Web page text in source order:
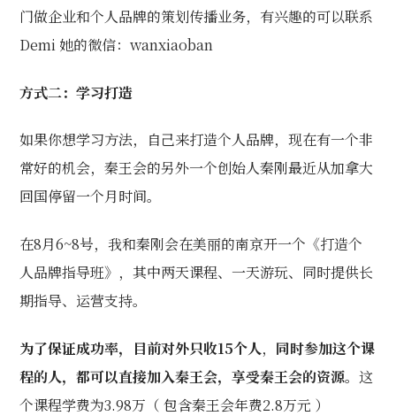
门做企业和个人品牌的策划传播业务，有兴趣的可以联系
Demi 她的微信：wanxiaoban
方式二：学习打造
如果你想学习方法，自己来打造个人品牌，现在有一个非
常好的机会，秦王会的另外一个创始人秦刚最近从加拿大
回国停留一个月时间。
在8月6~8号，我和秦刚会在美丽的南京开一个《打造个
人品牌指导班》，其中两天课程、一天游玩、同时提供长
期指导、运营支持。
为了保证成功率，目前对外只收15个人， 同时参加这个课
程的人，都可以直接加入秦王会，享受秦王会的资源。这
个课程学费为3.98万（ 包含秦王会年费2.8万元 ）